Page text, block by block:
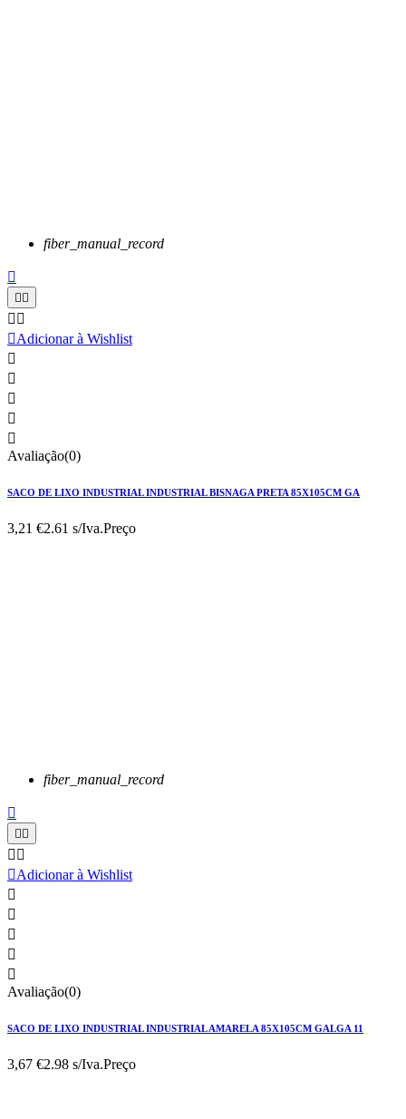
fiber_manual_record


 
Adicionar à Wishlist





Avaliação(0)
SACO DE LIXO INDUSTRIAL INDUSTRIAL BISNAGA PRETA 85X105CM GA
3,21 €2.61 s/Iva.Preço
fiber_manual_record


 
Adicionar à Wishlist





Avaliação(0)
SACO DE LIXO INDUSTRIAL INDUSTRIAL AMARELA 85X105CM GALGA 11
3,67 €2.98 s/Iva.Preço